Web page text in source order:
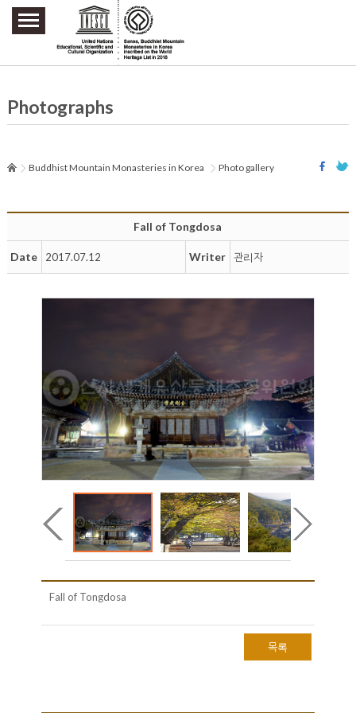
주요메뉴 바로가기
본문 바로가기
하단메뉴 바로가기
Photographs
Buddhist Mountain Monasteries in Korea Photo gallery
Fall of Tongdosa
Date 2017.07.12 Writer 관리자
Fall of Tongdosa
목록